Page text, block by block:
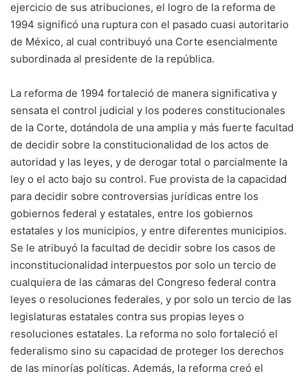
ejercicio de sus atribuciones, el logro de la reforma de
1994 significó una ruptura con el pasado cuasi autoritario
de México, al cual contribuyó una Corte esencialmente
subordinada al presidente de la república.
La reforma de 1994 fortaleció de manera significativa y
sensata el control judicial y los poderes constitucionales
de la Corte, dotándola de una amplia y más fuerte facultad
de decidir sobre la constitucionalidad de los actos de
autoridad y las leyes, y de derogar total o parcialmente la
ley o el acto bajo su control. Fue provista de la capacidad
para decidir sobre controversias jurídicas entre los
gobiernos federal y estatales, entre los gobiernos
estatales y los municipios, y entre diferentes municipios.
Se le atribuyó la facultad de decidir sobre los casos de
inconstitucionalidad interpuestos por solo un tercio de
cualquiera de las cámaras del Congreso federal contra
leyes o resoluciones federales, y por solo un tercio de las
legislaturas estatales contra sus propias leyes o
resoluciones estatales. La reforma no solo fortaleció el
federalismo sino su capacidad de proteger los derechos
de las minorías políticas. Además, la reforma creó el